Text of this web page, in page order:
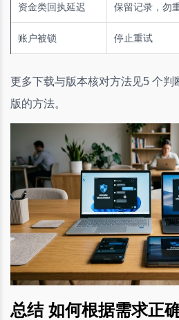
资金类回执延迟 保留记录，勿
账户被锁 停止重试
更多下载与版本核对方法见5 个判
版的方法。
总结 如何根据需求正